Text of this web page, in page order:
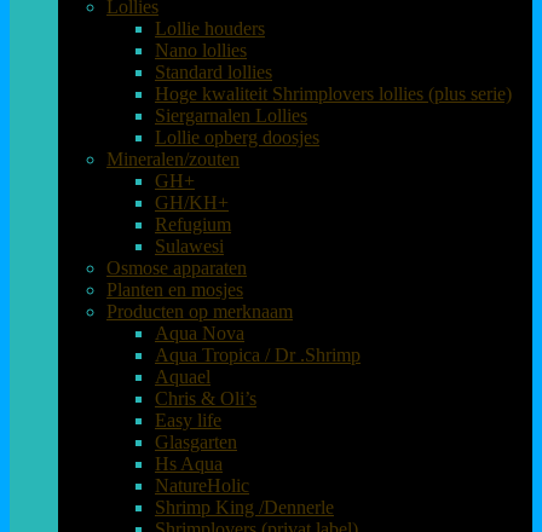
Lollies
Lollie houders
Nano lollies
Standard lollies
Hoge kwaliteit Shrimplovers lollies (plus serie)
Siergarnalen Lollies
Lollie opberg doosjes
Mineralen/zouten
GH+
GH/KH+
Refugium
Sulawesi
Osmose apparaten
Planten en mosjes
Producten op merknaam
Aqua Nova
Aqua Tropica / Dr .Shrimp
Aquael
Chris & Oli’s
Easy life
Glasgarten
Hs Aqua
NatureHolic
Shrimp King /Dennerle